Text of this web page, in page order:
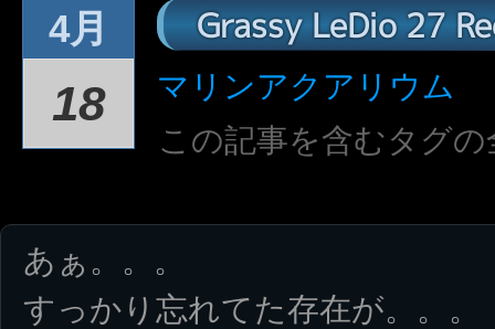
4月
18
Grassy LeDio 27
マリンアクアリウム
この記事を含むタグ
あぁ。。。
すっかり忘れてた存在が。。。